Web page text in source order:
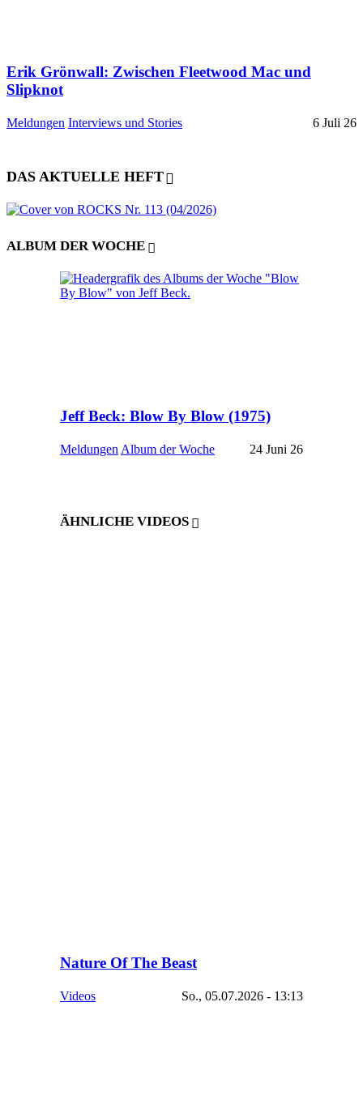
Erik Grönwall: Zwischen Fleetwood Mac und
Slipknot
Meldungen Interviews und Stories 6 Juli 26
DAS AKTUELLE HEFT
ALBUM DER WOCHE
Jeff Beck: Blow By Blow (1975)
Meldungen Album der Woche 24 Juni 26
ÄHNLICHE VIDEOS
Nature Of The Beast
Videos So., 05.07.2026 - 13:13